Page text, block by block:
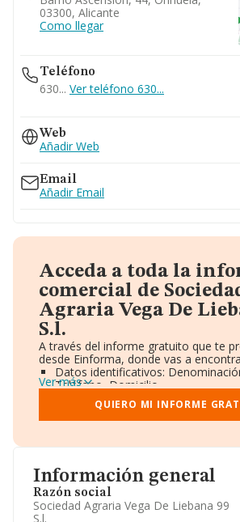
Información general
Razón social
Sociedad Agraria Vega De Liebana 99
S.l.
03300, Alicante
Como llegar
Teléfono
630... Ver teléfono 630...
965301147
Web
Añadir Web
Email
Añadir Email
Acceda a toda la
comercial de
Agraria Vega De
S.l.
A través del informe gratuito que te
desde Einforma, donde vas a
Datos identificativos:
Teléfono, Domicilio.
Informe Mercantil Completo
Gráficos de Evolución Ventas y
Consejo de Administración y
Accionistas.
Artículos de prensa publicados
Información oficial y registral
Ver más
QUIERO MI INFORME